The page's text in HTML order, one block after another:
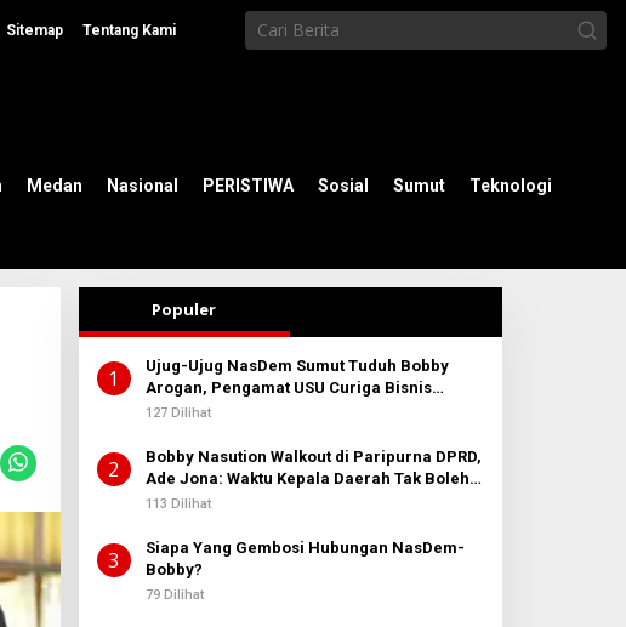
Sitemap Tentang Kami
Medan Nasional PERISTIWA Sosial Sumut Teknologi
Populer
1
Ujug-Ujug NasDem Sumut Tuduh Bobby
Arogan, Pengamat USU Curiga Bisnis
Reklame
127 Dilihat
2
Bobby Nasution Walkout di Paripurna DPRD,
Ade Jona: Waktu Kepala Daerah Tak Boleh
Terbuang Sia-sia
113 Dilihat
3
Siapa Yang Gembosi Hubungan NasDem-
Bobby?
79 Dilihat